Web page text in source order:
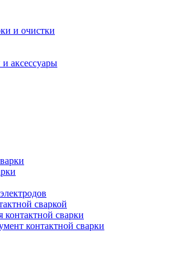
и очистки
аксессуары
сваркой
сварки
контактной сварки